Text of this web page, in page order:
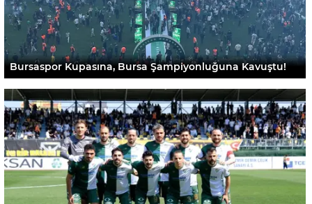
Bursaspor Kupasına, Bursa Şampiyonluğuna Kavuştu!